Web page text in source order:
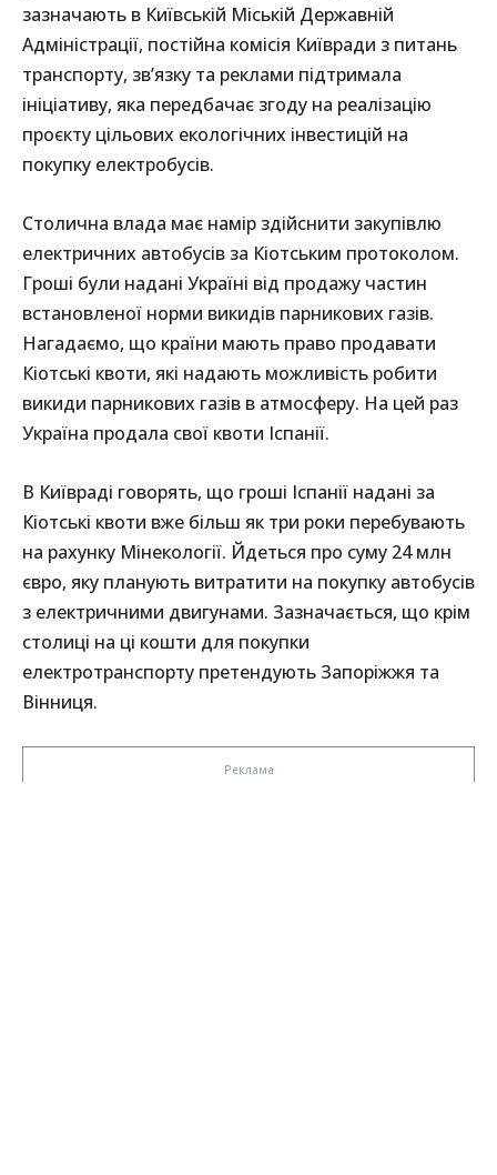
зазначають в Київській Міській Державній
Адміністрації, постійна комісія Київради з питань
транспорту, зв’язку та реклами підтримала
ініціативу, яка передбачає згоду на реалізацію
проєкту цільових екологічних інвестицій на
покупку електробусів.
Столична влада має намір здійснити закупівлю
електричних автобусів за Кіотським протоколом.
Гроші були надані Україні від продажу частин
встановленої норми викидів парникових газів.
Нагадаємо, що країни мають право продавати
Кіотські квоти, які надають можливість робити
викиди парникових газів в атмосферу. На цей раз
Україна продала свої квоти Іспанії.
В Київраді говорять, що гроші Іспанії надані за
Кіотські квоти вже більш як три роки перебувають
на рахунку Мінекології. Йдеться про суму 24 млн
євро, яку планують витратити на покупку автобусів
з електричними двигунами. Зазначається, що крім
столиці на ці кошти для покупки
електротранспорту претендують Запоріжжя та
Вінниця.